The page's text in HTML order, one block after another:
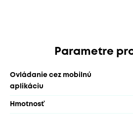
Parametre
Ovládanie cez mobilnú
aplikáciu
Hmotnosť